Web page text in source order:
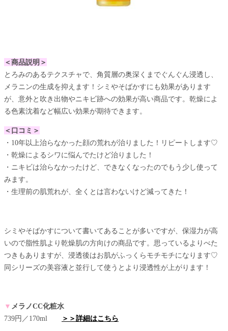
＜商品説明＞
とろみのあるテクスチャで、角質層の奥深くまでぐんぐん浸透し、
メラニンの生成を抑えます！シミやそばかすにも効果があります
が、意外と吹き出物やニキビ跡への効果が高い商品です。乾燥によ
る色素沈着など幅広い効果が期待できます。
＜口コミ＞
・10年以上治らなかった顔の荒れが治りました！リピートします♡
・乾燥によるシワに悩んでたけど治りました！
・ニキビは治らなかったけど、できなくなったのでもう少し使って
みます。
・生理前の肌荒れが、全くとは言わないけど減ってきた！
シミやそばかすについて書いてあることが多いですが、保湿力が高
いので脂性肌より乾燥肌の方向けの商品です。思っているよりべた
つきもありますが、浸透後はお肌がふっくらモチモチになります♡
同シリーズの美容液と並行して使うとより浸透性が上がります！
▼ メラノCC化粧水
739円／170ml
＞＞詳細はこちら